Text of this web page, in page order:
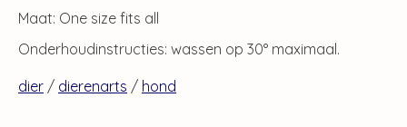
Maat: One size fits all
Onderhoudinstructies: wassen op 30° maximaal.
dier / dierenarts / hond